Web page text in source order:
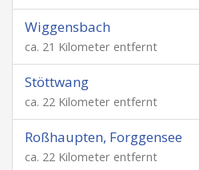
Wiggensbach
ca. 21 Kilometer entfernt
Stöttwang
ca. 22 Kilometer entfernt
Roßhaupten, Forggensee
ca. 22 Kilometer entfernt